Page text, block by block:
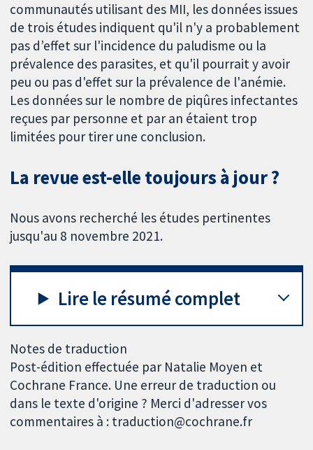
communautés utilisant des MII, les données issues
de trois études indiquent qu'il n'y a probablement
pas d’effet sur l'incidence du paludisme ou la
prévalence des parasites, et qu'il pourrait y avoir
peu ou pas d'effet sur la prévalence de l'anémie.
Les données sur le nombre de piqûres infectantes
reçues par personne et par an étaient trop
limitées pour tirer une conclusion.
La revue est-elle toujours à jour ?
Nous avons recherché les études pertinentes
jusqu'au 8 novembre 2021.
Lire le résumé complet
Notes de traduction
Post-édition effectuée par Natalie Moyen et
Cochrane France. Une erreur de traduction ou
dans le texte d'origine ? Merci d'adresser vos
commentaires à : traduction@cochrane.fr